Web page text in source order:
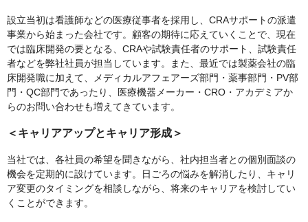
設立当初は看護師などの医療従事者を採用し、CRAサポートの派遣
事業から始まった会社です。顧客の期待に応えていくことで、現在
では臨床開発の要となる、CRAや試験責任者のサポート、試験責任
者などを弊社社員が担当しています。また、最近では製薬会社の臨
床開発職に加えて、メディカルアフェアーズ部門・薬事部門・PV部
門・QC部門であったり、医療機器メーカー・CRO・アカデミアか
らのお問い合わせも増えてきています。
＜キャリアアップとキャリア形成＞
当社では、各社員の希望を聞きながら、社内担当者との個別面談の
機会を定期的に設けています。日ごろの悩みを解消したり、キャリ
ア変更のタイミングを相談しながら、将来のキャリアを検討してい
くことができます。